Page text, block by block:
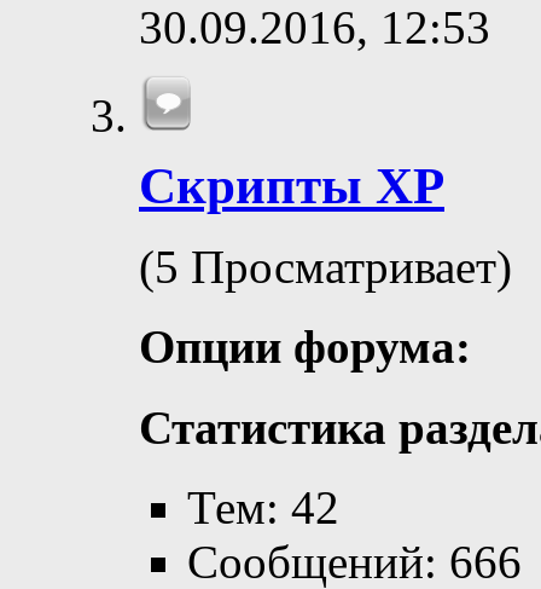
30.09.2016, 12:53
Скрипты ХР
(5 Просматривает)
Опции форума:
Статистика
Тем: 42
Сообщений: 666